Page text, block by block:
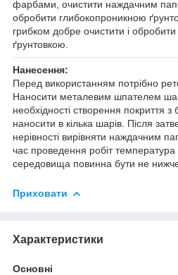
фарбами, очистити наждачним
обробити глибокопроникною
грибком добре очистити і
ґрунтовкою.
Нанесення:
Перед використанням потрібно
Наносити металевим шпателем
необхідності створення покриття
наносити в кілька шарів. Після
нерівності вирівняти наждачним
час проведення робіт
середовища повинна бути не
Приховати
Характеристики
Основні